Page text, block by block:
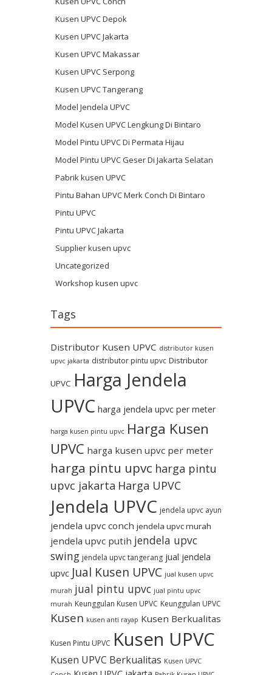
Kusen UPVC Depok
Kusen UPVC Jakarta
Kusen UPVC Makassar
Kusen UPVC Serpong
Kusen UPVC Tangerang
Model Jendela UPVC
Model Kusen UPVC Lengkung Di Bintaro
Model Pintu UPVC Di Permata Hijau
Model Pintu UPVC Geser Di Jakarta Selatan
Pabrik kusen UPVC
Pintu Bahan UPVC Merk Conch Di Bintaro
Pintu UPVC
Pintu UPVC Jakarta
Supplier kusen upvc
Uncategorized
Workshop kusen upvc
Tags
Distributor Kusen UPVC distributor kusen
upvc jakarta distributor pintu upvc Distributor
UPVC Harga Jendela
UPVC harga jendela upvc per meter
harga kusen pintu upvc Harga Kusen
UPVC harga kusen upvc per meter
harga pintu upvc harga pintu
upvc jakarta Harga UPVC
Jendela UPVC jendela upvc ayun
jendela upvc conch jendela upvc murah
jendela upvc putih jendela upvc
swing jendela upvc tangerang jual jendela
upvc Jual Kusen UPVC jual kusen upvc
murah jual pintu upvc jual pintu upvc
murah Keunggulan Kusen UPVC Keunggulan UPVC
Kusen kusen anti rayap Kusen Berkualitas
Kusen Pintu UPVC Kusen UPVC
Kusen UPVC Berkualitas Kusen UPVC